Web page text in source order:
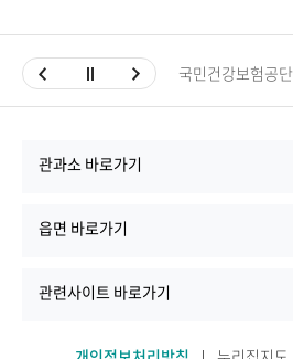
국민건강보험공단
관과소 바로가기
읍면 바로가기
관련사이트 바로가기